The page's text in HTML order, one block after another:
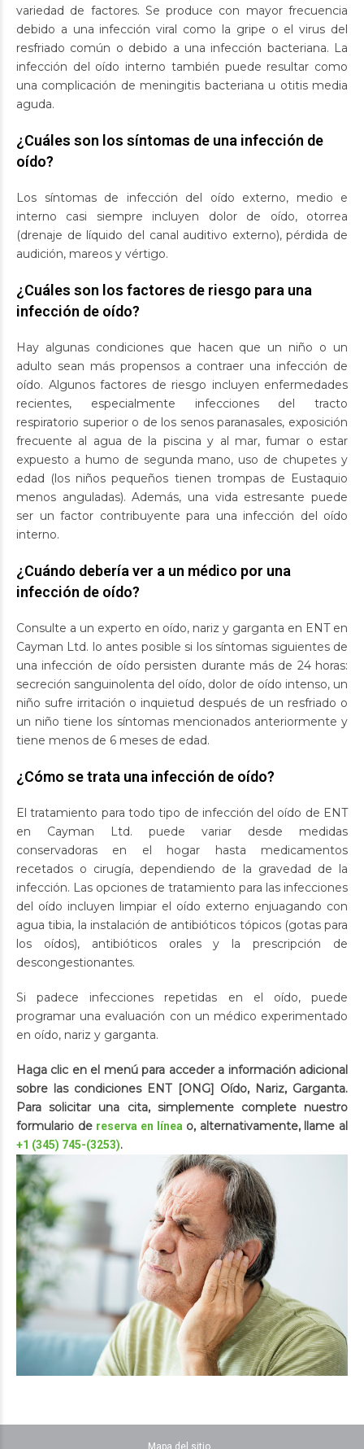
variedad de factores. Se produce con mayor frecuencia
debido a una infección viral como la gripe o el virus del
resfriado común o debido a una infección bacteriana. La
infección del oído interno también puede resultar como
una complicación de meningitis bacteriana u otitis media
aguda.
¿Cuáles son los síntomas de una infección de
oído?
Los síntomas de infección del oído externo, medio e
interno casi siempre incluyen dolor de oído, otorrea
(drenaje de líquido del canal auditivo externo), pérdida de
audición, mareos y vértigo.
¿Cuáles son los factores de riesgo para una
infección de oído?
Hay algunas condiciones que hacen que un niño o un
adulto sean más propensos a contraer una infección de
oído. Algunos factores de riesgo incluyen enfermedades
recientes, especialmente infecciones del tracto
respiratorio superior o de los senos paranasales, exposición
frecuente al agua de la piscina y al mar, fumar o estar
expuesto a humo de segunda mano, uso de chupetes y
edad (los niños pequeños tienen trompas de Eustaquio
menos anguladas). Además, una vida estresante puede
ser un factor contribuyente para una infección del oído
interno.
¿Cuándo debería ver a un médico por una
infección de oído?
Consulte a un experto en oído, nariz y garganta en ENT en
Cayman Ltd. lo antes posible si los síntomas siguientes de
una infección de oído persisten durante más de 24 horas:
secreción sanguinolenta del oído, dolor de oído intenso, un
niño sufre irritación o inquietud después de un resfriado o
un niño tiene los síntomas mencionados anteriormente y
tiene menos de 6 meses de edad.
¿Cómo se trata una infección de oído?
El tratamiento para todo tipo de infección del oído de ENT
en Cayman Ltd. puede variar desde medidas
conservadoras en el hogar hasta medicamentos
recetados o cirugía, dependiendo de la gravedad de la
infección. Las opciones de tratamiento para las infecciones
del oído incluyen limpiar el oído externo enjuagando con
agua tibia, la instalación de antibióticos tópicos (gotas para
los oídos), antibióticos orales y la prescripción de
descongestionantes.
Si padece infecciones repetidas en el oído, puede
programar una evaluación con un médico experimentado
en oído, nariz y garganta.
Haga clic en el menú para acceder a información adicional
sobre las condiciones ENT [ONG] Oído, Nariz, Garganta.
Para solicitar una cita, simplemente complete nuestro
formulario de reserva en líneao, alternativamente, llame al
+1 (345) 745-(3253).